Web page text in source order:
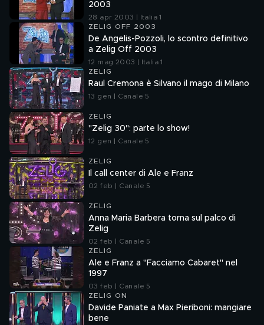
2003
28 apr 2003 | Italia 1
ZELIG OFF 2003
De Angelis-Pozzoli, lo scontro definitivo
a Zelig Off 2003
12 mag 2003 | Italia 1
ZELIG
Raul Cremona è Silvano il mago di Milano
13 gen | Canale 5
ZELIG
"Zelig 30": parte lo show!
12 gen | Canale 5
ZELIG
Il call center di Ale e Franz
02 feb | Canale 5
ZELIG
Anna Maria Barbera torna sul palco di
Zelig
02 feb | Canale 5
ZELIG
Ale e Franz a "Facciamo Cabaret" nel
1997
03 feb | Canale 5
ZELIG ON
Davide Paniate a Max Pieriboni: mangiare
bene